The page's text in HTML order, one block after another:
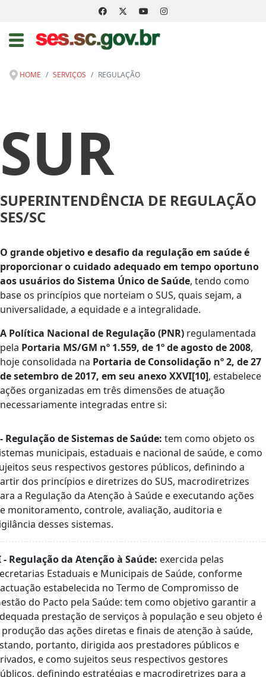
HOME SERVIÇOS REGULAÇÃO
SUR
SUPERINTENDÊNCIA DE REGULAÇÃO
SES/SC
O grande objetivo e desafio da regulação em saúde é
proporcionar o cuidado adequado em tempo oportuno
aos usuários do Sistema Único de Saúde, tendo como
base os princípios que norteiam o SUS, quais sejam, a
universalidade, a equidade e a integralidade.
A Política Nacional de Regulação (PNR) regulamentada
pela Portaria MS/GM nº 1.559, de 1º de agosto de 2008,
hoje consolidada na Portaria de Consolidação nº 2, de 27
de setembro de 2017, em seu anexo XXVI[10], estabelece
ações organizadas em três dimensões de atuação
necessariamente integradas entre si:
Regulação de Sistemas de Saúde: tem como objeto os
municipais, estaduais e nacional de saúde, e como
seus respectivos gestores públicos, definindo a
dos princípios e diretrizes do SUS, macrodiretrizes
a Regulação da Atenção à Saúde e executando ações
monitoramento, controle, avaliação, auditoria e
desses sistemas.
- Regulação da Atenção à Saúde: exercida pelas
Estaduais e Municipais de Saúde, conforme
estabelecida no Termo de Compromisso de
do Pacto pela Saúde: tem como objetivo garantir a
prestação de serviços à população e seu objeto é
produção das ações diretas e finais de atenção à saúde,
portanto, dirigida aos prestadores públicos e
e como sujeitos seus respectivos gestores
definindo estratégias e macrodiretrizes para a